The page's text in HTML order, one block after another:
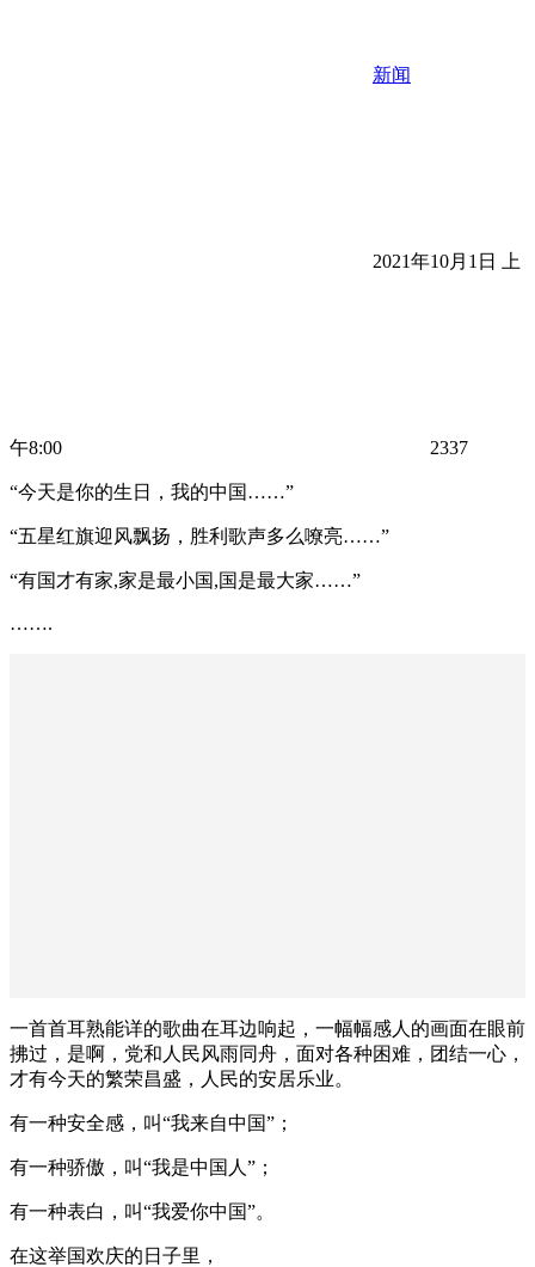
新闻
2021年10月1日 上
午8:00 2337
“今天是你的生日，我的中国……”
“五星红旗迎风飘扬，胜利歌声多么嘹亮……”
“有国才有家,家是最小国,国是最大家……”
…….
一首首耳熟能详的歌曲在耳边响起，一幅幅感人的画面在眼前
拂过，是啊，党和人民风雨同舟，面对各种困难，团结一心，
才有今天的繁荣昌盛，人民的安居乐业。
有一种安全感，叫“我来自中国”；
有一种骄傲，叫“我是中国人”；
有一种表白，叫“我爱你中国”。
在这举国欢庆的日子里，